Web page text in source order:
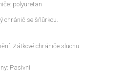
polyuretan
chránič se šňůrkou.
Zátkové chrániče sluchu
Pasivní